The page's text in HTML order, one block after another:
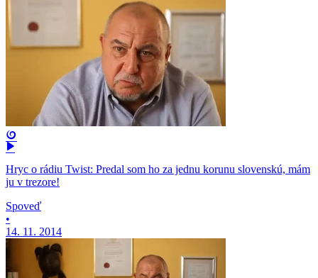
Hryc o rádiu Twist: Predal som ho za jednu korunu slovenskú, mám
ju v trezore!
Spoveď
•
14. 11. 2014